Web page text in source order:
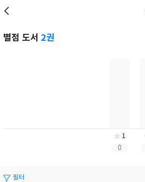
별점 도서 2권
1
0
필터